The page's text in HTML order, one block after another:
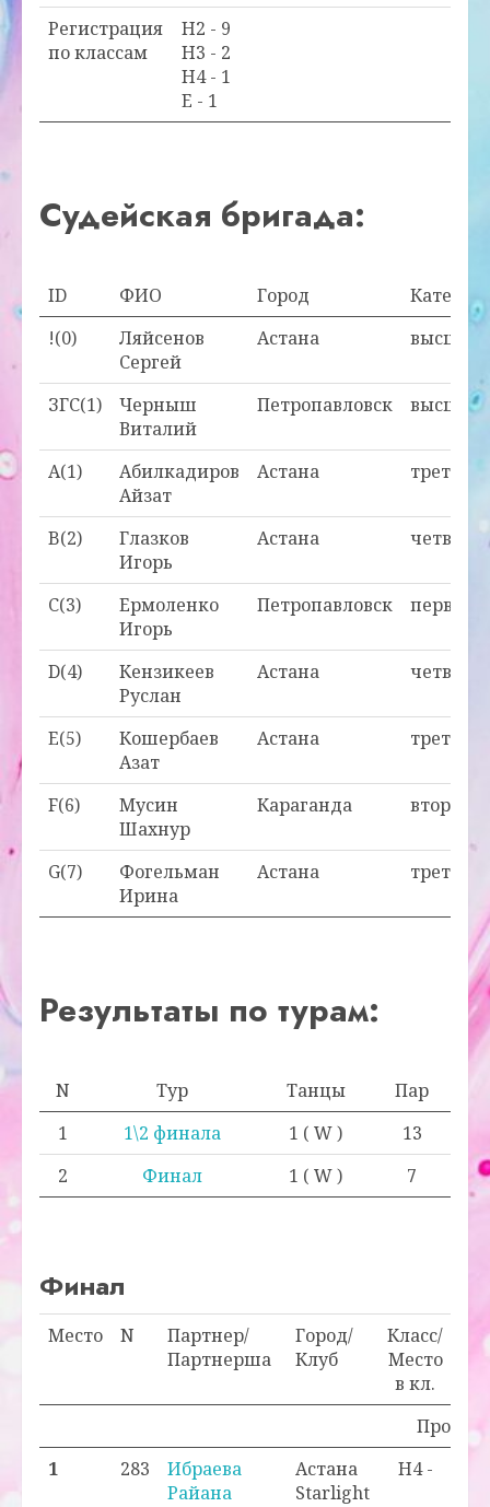
Регистрация
по классам
H2 - 9
H3 - 2
H4 - 1
E - 1
Судейская бригада:
ID ФИО Город
!(0)
Ляйсенов
Сергей
Астана высшая
ЗГС(1)
Черныш
Виталий
Петропавловск высшая
A(1)
Абилкадиров
Айзат
Астана третья
B(2)
Глазков
Игорь
Астана
C(3)
Ермоленко
Игорь
Петропавловск первая
D(4)
Кензикеев
Руслан
Астана
E(5)
Кошербаев
Азат
Астана третья
F(6)
Мусин
Шахнур
Караганда вторая
G(7)
Фогельман
Ирина
Астана третья
Результаты по турам:
N Тур Танцы
Пар
1
1\2 финала 1 ( W )
13
2
Финал 1 ( W ) 7
Финал
Место N
Партнер/
Партнерша
Город/
Клуб
Класс/
Место
в кл.
1 283
Ибраева
Райана
Астана
Starlight
H4 -